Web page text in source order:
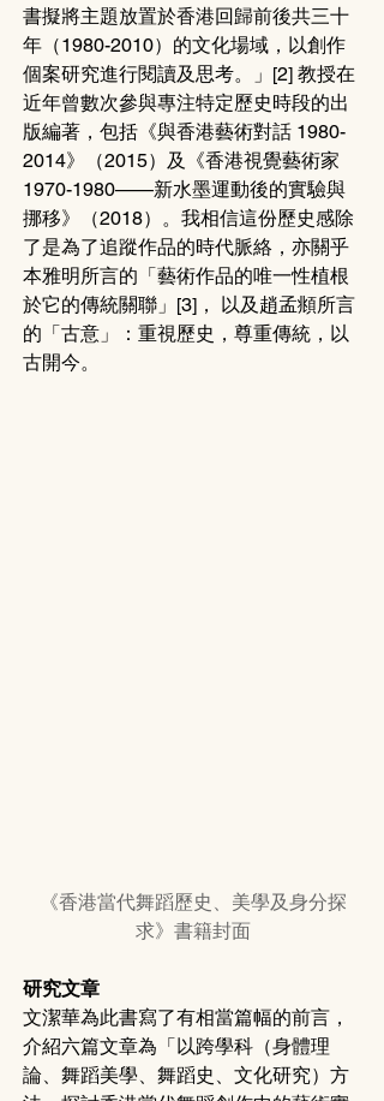
書擬將主題放置於香港回歸前後共三十
年（1980-2010）的文化場域，以創作
個案研究進行閱讀及思考。」[2] 教授在
近年曾數次參與專注特定歷史時段的出
版編著，包括《與香港藝術對話 1980-
2014》（2015）及《香港視覺藝術家
1970-1980——新水墨運動後的實驗與
挪移》（2018）。我相信這份歷史感除
了是為了追蹤作品的時代脈絡，亦關乎
本雅明所言的「藝術作品的唯一性植根
於它的傳統關聯」[3]， 以及趙孟頫所言
的「古意」：重視歷史，尊重傳統，以
古開今。
《香港當代舞蹈歷史、美學及身分探
求》書籍封面
研究文章
文潔華為此書寫了有相當篇幅的前言，
介紹六篇文章為「以跨學科（身體理
論、舞蹈美學、舞蹈史、文化研究）方